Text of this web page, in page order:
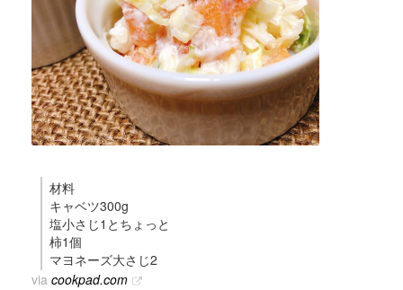
材料
キャベツ300g
塩小さじ1とちょっと
柿1個
マヨネーズ大さじ2
via cookpad.com